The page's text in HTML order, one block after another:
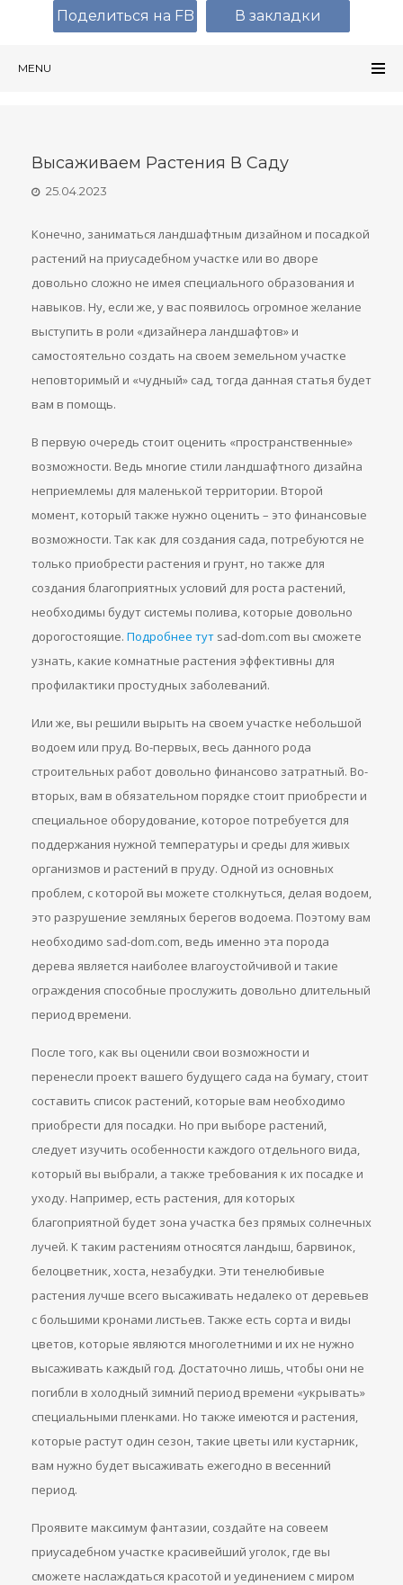
MENU
Высаживаем Растения В Саду
25.04.2023
Конечно, заниматься ландшафтным дизайном и посадкой
растений на приусадебном участке или во дворе
довольно сложно не имея специального образования и
навыков. Ну, если же, у вас появилось огромное желание
выступить в роли «дизайнера ландшафтов» и
самостоятельно создать на своем земельном участке
неповторимый и «чудный» сад, тогда данная статья будет
вам в помощь.
В первую очередь стоит оценить «пространственные»
возможности. Ведь многие стили ландшафтного дизайна
неприемлемы для маленькой территории. Второй
момент, который также нужно оценить – это финансовые
возможности. Так как для создания сада, потребуются не
только приобрести растения и грунт, но также для
создания благоприятных условий для роста растений,
необходимы будут системы полива, которые довольно
дорогостоящие. Подробнее тут sad-dom.com вы сможете
узнать, какие комнатные растения эффективны для
профилактики простудных заболеваний.
Или же, вы решили вырыть на своем участке небольшой
водоем или пруд. Во-первых, весь данного рода
строительных работ довольно финансово затратный. Во-
вторых, вам в обязательном порядке стоит приобрести и
специальное оборудование, которое потребуется для
поддержания нужной температуры и среды для живых
организмов и растений в пруду. Одной из основных
проблем, с которой вы можете столкнуться, делая водоем,
это разрушение земляных берегов водоема. Поэтому вам
необходимо sad-dom.com, ведь именно эта порода
дерева является наиболее влагоустойчивой и такие
ограждения способные прослужить довольно длительный
период времени.
После того, как вы оценили свои возможности и
перенесли проект вашего будущего сада на бумагу, стоит
составить список растений, которые вам необходимо
приобрести для посадки. Но при выборе растений,
следует изучить особенности каждого отдельного вида,
который вы выбрали, а также требования к их посадке и
уходу. Например, есть растения, для которых
благоприятной будет зона участка без прямых солнечных
лучей. К таким растениям относятся ландыш, барвинок,
белоцветник, хоста, незабудки. Эти тенелюбивые
растения лучше всего высаживать недалеко от деревьев
с большими кронами листьев. Также есть сорта и виды
цветов, которые являются многолетними и их не нужно
высаживать каждый год. Достаточно лишь, чтобы они не
погибли в холодный зимний период времени «укрывать»
специальными пленками. Но также имеются и растения,
которые растут один сезон, такие цветы или кустарник,
вам нужно будет высаживать ежегодно в весенний
период.
Проявите максимум фантазии, создайте на совеем
приусадебном участке красивейший уголок, где вы
сможете наслаждаться красотой и уединением с миром
Поделиться на FB В закладки